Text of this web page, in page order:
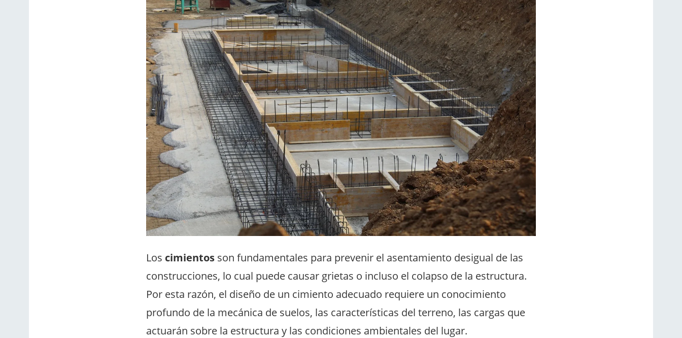
Los cimientos son fundamentales para prevenir el asentamiento desigual de las
construcciones, lo cual puede causar grietas o incluso el colapso de la estructura.
Por esta razón, el diseño de un cimiento adecuado requiere un conocimiento
profundo de la mecánica de suelos, las características del terreno, las cargas que
actuarán sobre la estructura y las condiciones ambientales del lugar.